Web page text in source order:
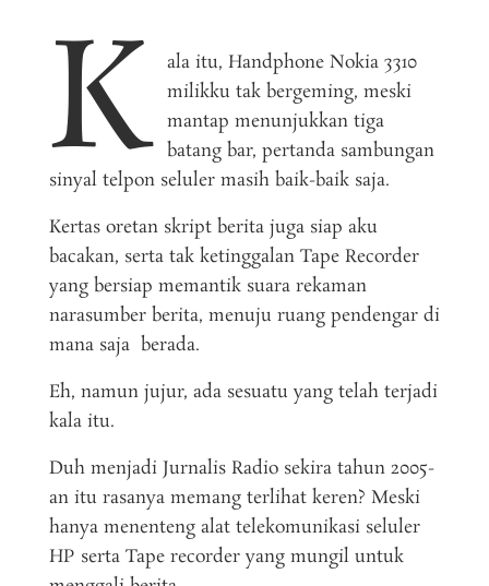
K ala itu, Handphone Nokia 3310
milikku tak bergeming, meski
mantap menunjukkan tiga
batang bar, pertanda sambungan
sinyal telpon seluler masih baik-baik saja.
Kertas oretan skript berita juga siap aku
bacakan, serta tak ketinggalan Tape Recorder
yang bersiap memantik suara rekaman
narasumber berita, menuju ruang pendengar di
mana saja berada.
Eh, namun jujur, ada sesuatu yang telah terjadi
kala itu.
Duh menjadi Jurnalis Radio sekira tahun 2005-
an itu rasanya memang terlihat keren? Meski
hanya menenteng alat telekomunikasi seluler
HP serta Tape recorder yang mungil untuk